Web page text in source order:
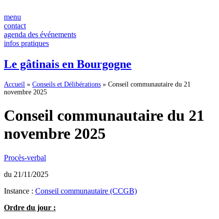
au
contenu
menu
contact
agenda des événements
infos pratiques
Le gâtinais en Bourgogne
Accueil » Conseils et Délibérations » Conseil communautaire du 21
novembre 2025
Conseil communautaire du 21
novembre 2025
Procès-verbal
du 21/11/2025
Instance : Conseil communautaire (CCGB)
Ordre du jour :